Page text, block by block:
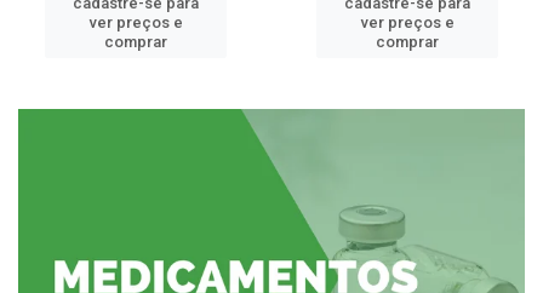
ver preços e
comprar
ver preços e
comprar